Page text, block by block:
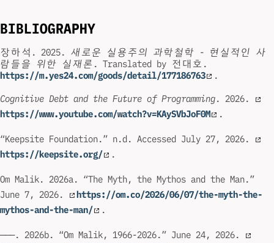
BIBLIOGRAPHY
장하석. 2025. 새로운 실용주의 과학철학 - 현실적인 사
람들을 위한 실재론 . Translated by 전대호.
https://m.yes24.com/goods/detail/177186763
.
Cognitive Debt and the Future of Programming. 2026.
https://www.youtube.com/watch?v=KAySVbJoF0M
.
“Keepsite Foundation.” n.d. Accessed July 27, 2026.
https://keepsite.org/
.
Om Malik. 2026a. “The Myth, the Mythos and the Man.”
June 7, 2026.
https://om.co/2026/06/07/the-myth-the-
mythos-and-the-man/
.
———. 2026b. “Om Malik, 1966-2026.” June 24, 2026.